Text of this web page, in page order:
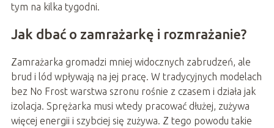
tym na kilka tygodni.
Jak dbać o zamrażarkę i rozmrażanie?
Zamrażarka gromadzi mniej widocznych zabrudzeń, ale
brud i lód wpływają na jej pracę. W tradycyjnych modelach
bez No Frost warstwa szronu rośnie z czasem i działa jak
izolacja. Sprężarka musi wtedy pracować dłużej, zużywa
więcej energii i szybciej się zużywa. Z tego powodu takie